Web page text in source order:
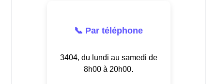
📞 Par téléphone
3404, du lundi au samedi de
8h00 à 20h00.